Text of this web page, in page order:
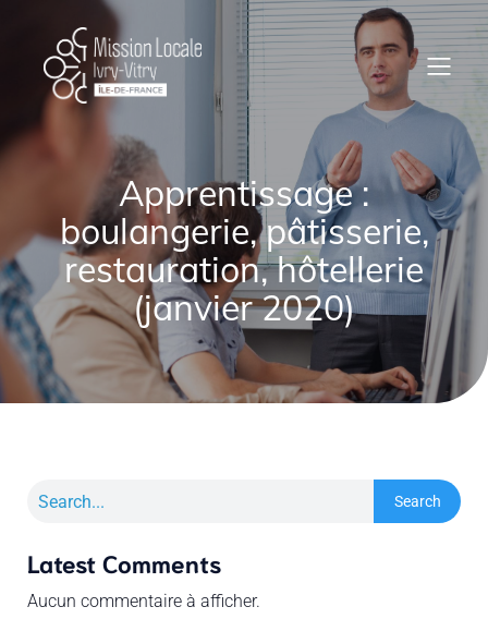
Apprentissage :
boulangerie, pâtisserie,
restauration, hôtellerie
(janvier 2020)
Search
Latest Comments
Aucun commentaire à afficher.